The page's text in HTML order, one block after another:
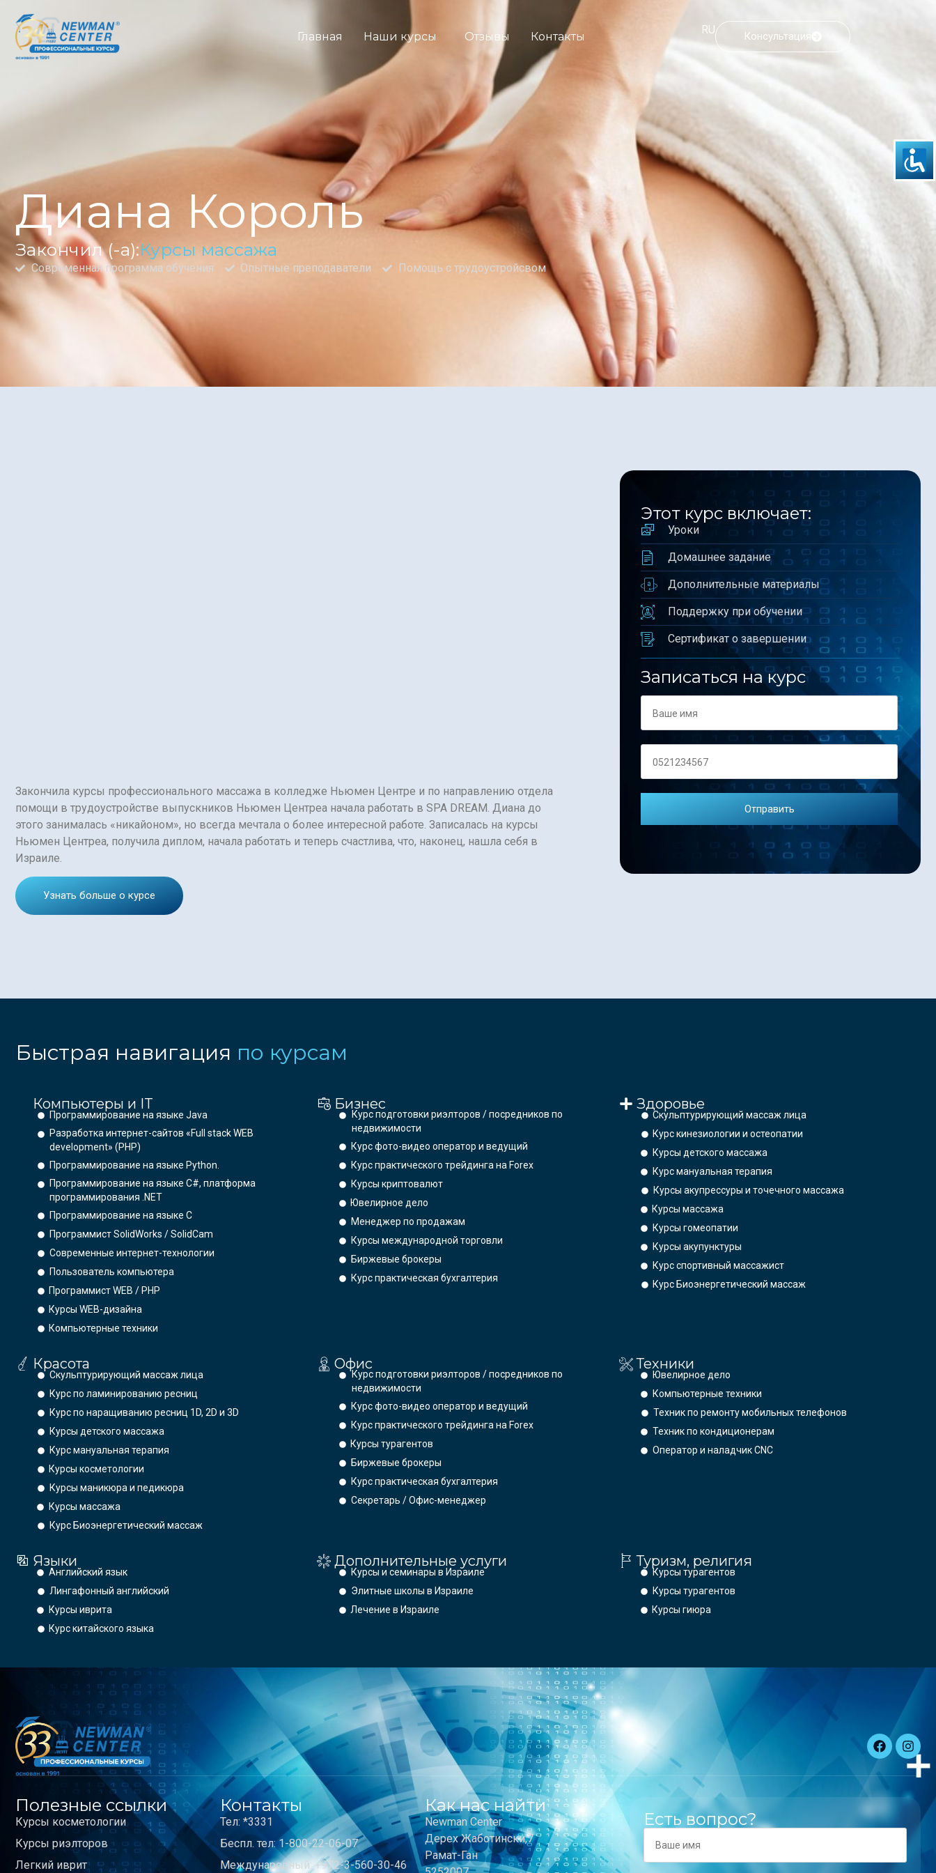
Главная Наши курсы Отзывы Контакты
RU
Консультация
Диана Король
Закончил (-а):Курсы массажа
Современная программа обучения Опытные преподаватели Помощь с трудоустройсвом
Закончила курсы профессионального массажа в колледже Ньюмен Центре и по направлению отдела
помощи в трудоустройстве выпускников Ньюмен Центреа начала работать в SPA DREAM. Диана до
этого занималась «никайоном», но всегда мечтала о более интересной работе. Записалась на курсы
Ньюмен Центреа, получила диплом, начала работать и теперь счастлива, что, наконец, нашла себя в
Израиле.
Узнать больше о курсе
Этот курс включает:
Уроки
Домашнее задание
Дополнительные материалы
Поддержку при обучении
Сертификат о завершении
Записаться на курс
Быстрая навигация по курсам
Компьютеры и IT
Программирование на языке Java
Разработка интернет-сайтов «Full stack WEB
development» (PHP)
Программирование на языке Python.
Программирование на языке C#, платформа
программирования .NET
Программирование на языке С
Программист SolidWorks / SolidCam
Современные интернет-технологии
Пользователь компьютера
Программист WEB / PHP
Курсы WEB-дизайна
Компьютерные техники
Бизнес
Курс подготовки риэлторов / посредников по
недвижимости
Курс фото-видео оператор и ведущий
Курс практического трейдинга на Forex
Курсы криптовалют
Ювелирное дело
Менеджер по продажам
Курсы международной торговли
Биржевые брокеры
Курс практическая бухгалтерия
Здоровье
Скульптурирующий массаж лица
Курс кинезиологии и остеопатии
Курсы детского массажа
Курс мануальная терапия
Курсы акупрессуры и точечного массажа
Курсы массажа
Курсы гомеопатии
Курсы акупунктуры
Курс спортивный массажист
Курс Биоэнергетический массаж
Красота
Скульптурирующий массаж лица
Курс по ламинированию ресниц
Курс по наращиванию ресниц 1D, 2D и 3D
Курсы детского массажа
Курс мануальная терапия
Курсы косметологии
Курсы маникюра и педикюра
Курсы массажа
Курс Биоэнергетический массаж
Офис
Курс подготовки риэлторов / посредников по
недвижимости
Курс фото-видео оператор и ведущий
Курс практического трейдинга на Forex
Курсы турагентов
Биржевые брокеры
Курс практическая бухгалтерия
Секретарь / Офис-менеджер
Техники
Ювелирное дело
Компьютерные техники
Техник по ремонту мобильных телефонов
Техник по кондиционерам
Оператор и наладчик CNC
Языки
Английский язык
Лингафонный английский
Курсы иврита
Курс китайского языка
Дополнительные услуги
Курсы и семинары в Израиле
Элитные школы в Израиле
Лечение в Израиле
Туризм, религия
Курсы турагентов
Курсы турагентов
Курсы гиюра
Полезные ссылки
Курсы косметологии
Курсы риэлторов
Легкий иврит
Контакты
Тел: *3331
Беспл. тел: 1-800-22-06-07
Международный: +972-3-560-30-46
Как нас найти
Newman Center
Дерех Жаботински,7
Рамат-Ган
Есть вопрос?